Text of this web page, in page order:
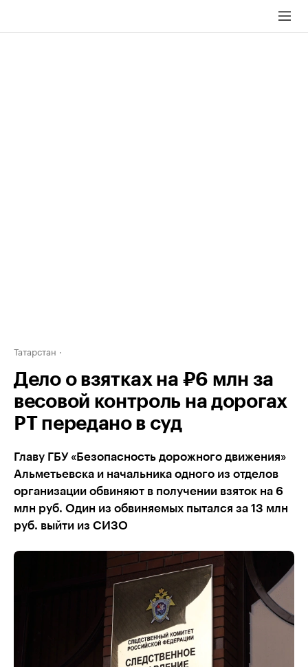
Татарстан
Дело о взятках на ₽6 млн за
весовой контроль на дорогах
РТ передано в суд
Главу ГБУ «Безопасность дорожного движения»
Альметьевска и начальника одного из отделов
организации обвиняют в получении взяток на 6
млн руб. Один из обвиняемых пытался за 13 млн
руб. выйти из СИЗО